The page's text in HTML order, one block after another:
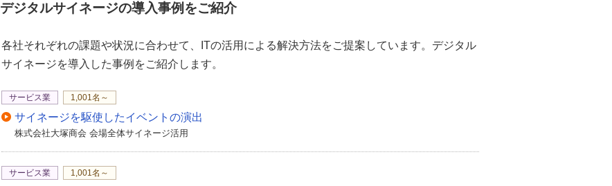
デジタルサイネージの導入事例をご紹介
各社それぞれの課題や状況に合わせて、ITの活用による解決方法をご提案しています。デジタル
サイネージを導入した事例をご紹介します。
サービス業 1,001名～
サイネージを駆使したイベントの演出
株式会社大塚商会 会場全体サイネージ活用
サービス業 1,001名～